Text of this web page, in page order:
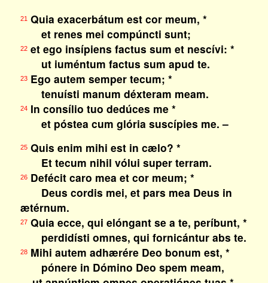
21Quia exacerbátum est cor meum, *
et renes mei compúncti sunt;
22et ego insípiens factus sum et nescívi: *
ut iuméntum factus sum apud te.
23Ego autem semper tecum; *
tenuísti manum déxteram meam.
24In consílio tuo dedúces me *
et póstea cum glória suscípies me. –
25Quis enim mihi est in cælo? *
Et tecum nihil vólui super terram.
26Defécit caro mea et cor meum; *
Deus cordis mei, et pars mea Deus in
ætérnum.
27Quia ecce, qui elóngant se a te, períbunt, *
perdidísti omnes, qui fornicántur abs te.
28Mihi autem adhærére Deo bonum est, *
pónere in Dómino Deo spem meam,